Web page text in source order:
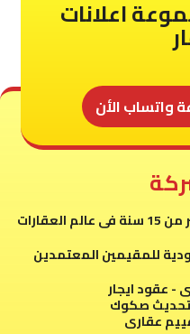
اعلانات
واتساب الأن
للمقيمين المعتمدين
- عقود ايجار
تحديث صكوك
عقارى